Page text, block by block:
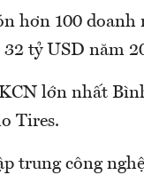
hơn 100 doanh
tỷ USD năm
lớn nhất
Tires.
trung công